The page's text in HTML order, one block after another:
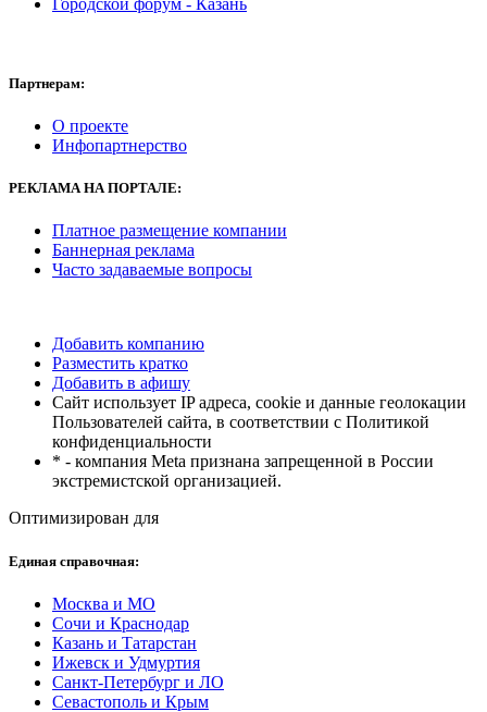
Партнерам:
О проекте
Инфопартнерство
РЕКЛАМАНА ПОРТАЛЕ:
Платное размещение компании
Баннерная реклама
Часто задаваемые вопросы
Добавить компанию
Разместить кратко
Добавить в афишу
Сайт использует IP адреса, cookie и данные геолокации
Пользователей сайта, в соответствии с Политикой
конфиденциальности
* - компания Meta признана запрещенной в России
экстремистской организацией.
Оптимизирован для
Единая справочная:
Москва и МО
Сочи и Краснодар
Казань и Татарстан
Ижевск и Удмуртия
Санкт-Петербург и ЛО
Севастополь и Крым